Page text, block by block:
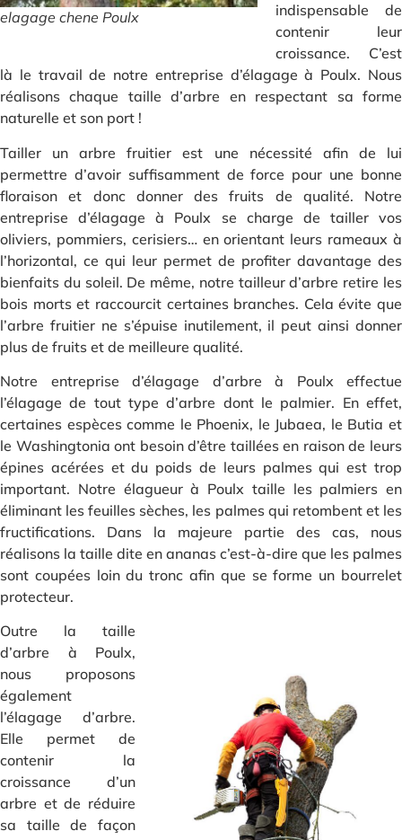
elagage chene Poulx
indispensable de
contenir leur
croissance. C’est
là le travail de notre entreprise d’élagage à Poulx. Nous
réalisons chaque taille d’arbre en respectant sa forme
naturelle et son port !
Tailler un arbre fruitier est une nécessité afin de lui
permettre d’avoir suffisamment de force pour une bonne
floraison et donc donner des fruits de qualité. Notre
entreprise d’élagage à Poulx se charge de tailler vos
oliviers, pommiers, cerisiers… en orientant leurs rameaux à
l’horizontal, ce qui leur permet de profiter davantage des
bienfaits du soleil. De même, notre tailleur d’arbre retire les
bois morts et raccourcit certaines branches. Cela évite que
l’arbre fruitier ne s’épuise inutilement, il peut ainsi donner
plus de fruits et de meilleure qualité.
Notre entreprise d’élagage d’arbre à Poulx effectue
l’élagage de tout type d’arbre dont le palmier. En effet,
certaines espèces comme le Phoenix, le Jubaea, le Butia et
le Washingtonia ont besoin d’être taillées en raison de leurs
épines acérées et du poids de leurs palmes qui est trop
important. Notre élagueur à Poulx taille les palmiers en
éliminant les feuilles sèches, les palmes qui retombent et les
fructifications. Dans la majeure partie des cas, nous
réalisons la taille dite en ananas c’est-à-dire que les palmes
sont coupées loin du tronc afin que se forme un bourrelet
protecteur.
Outre la taille
d’arbre à Poulx,
nous proposons
également
l’élagage d’arbre.
Elle permet de
contenir la
croissance d’un
arbre et de réduire
sa taille de façon